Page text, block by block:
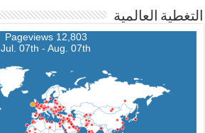
التغطية العالمية
12,803 Pageviews
Jul. 07th - Aug. 07th